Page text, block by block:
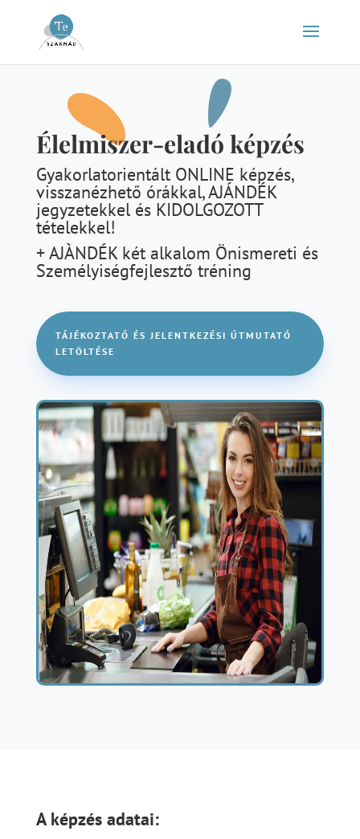
Élelmiszer-eladó képzés
Gyakorlatorientált ONLINE képzés,
visszanézhető órákkal, AJÁNDÉK
jegyzetekkel és KIDOLGOZOTT
tételekkel!
+ AJÀNDÉK két alkalom Önismereti és
Személyiségfejlesztő tréning
TÁJÉKOZTATÓ ÉS JELENTKEZÉSI ÚTMUTATÓ
LETÖLTÉSE
A képzés adatai: